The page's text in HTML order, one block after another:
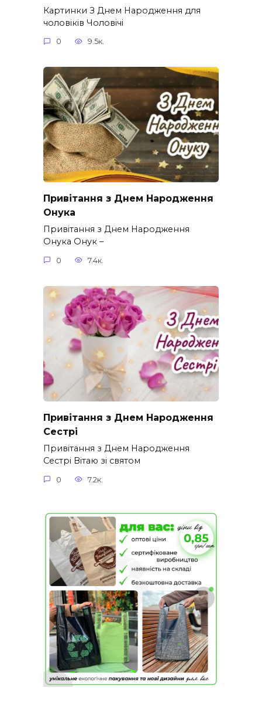
Картинки З Днем Народження для
чоловіків​ Чоловічі
0 9.5к.
Привітання з Днем Народження
Онука
Привітання з Днем Народження
Онука Онук –
0 7.4к.
Привітання з Днем Народження
Сестрі
Привітання з Днем Народження
Сестрі Вітаю зі святом
0 7.2к.